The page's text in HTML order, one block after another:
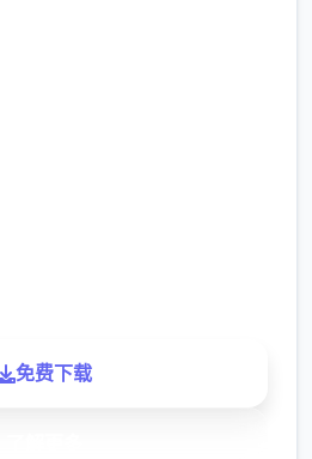
免费下载